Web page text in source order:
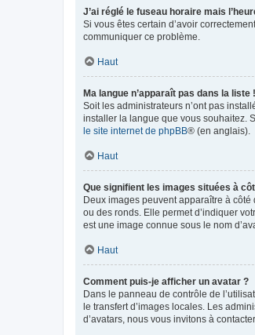
J’ai réglé le fuseau horaire mais
Si vous êtes certain d’avoir
communiquer ce problème.
Haut
Ma langue n’apparaît pas dans la liste !
Soit les administrateurs n’ont pas
installer la langue que vous souhaitez.
le site internet de phpBB® (en anglais).
Haut
Que signifient les images situées à
Deux images peuvent apparaître à
ou des ronds. Elle permet d’indiquer
est une image connue sous le nom
Haut
Comment puis-je afficher un avatar ?
Dans le panneau de contrôle de
le transfert d’images locales. Les
d’avatars, nous vous invitons à